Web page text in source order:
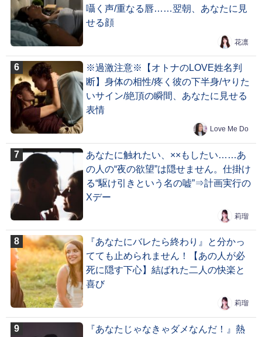
囁く声/重なる唇……翌朝、あなたに見
せる顔
花凛
※過激注意※【オトナのLOVE姓名判
断】身体の相性/疼く彼の下半身/ヤりた
いサイン/絶頂の瞬間、あなたに見せる
表情
Love Me Do
あなたに触れたい、××もしたい……あ
の人の“夜の欲望”は隠せません。仕掛け
る“駆け引きという名の嘘”⇒計画実行の
Xデー
莉瑠
『あなたにバレたら終わり』と分かっ
てても止められません！【あの人が必
死に隠す下心】結ばれた二人の快楽と
喜び
莉瑠
『あなたじゃなきゃダメなんだ！』熱